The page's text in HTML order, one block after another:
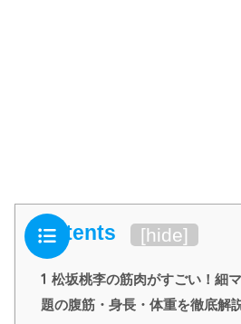
Contents [hide]
1 松坂桃李の筋肉がすごい！細
題の腹筋・身長・体重を徹底解